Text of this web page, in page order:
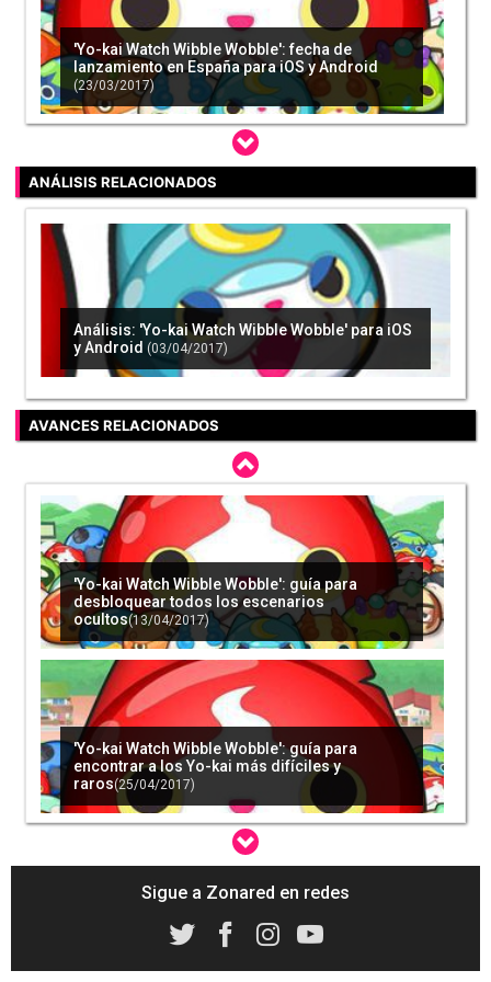
'Yo-kai Watch Wibble Wobble': fecha de
lanzamiento en España para iOS y Android
(23/03/2017)
'Yo-kai Watch Busters' ¿más cerca de llegar a
Occidente? (24/03/2017)
'Yo-kai Watch' estrena hoy su segunda
temporada de anime (03/04/2017)
'Yo-kai Watch Wibble Wobble' estrena evento
contra Aureosqueleto, ¡monedas gratis!
(17/04/2017)
La actualización 3.0 de 'Yo-kai Watch 3' hace
perfecto a un juego sobresaliente (17/04/2017)
Las películas de 'Yo-kai Watch' y 'A Silent Voice'
serán presentadas en el Festival de Cannes
ANÁLISIS RELACIONADOS
Análisis: 'Yo-kai Watch Wibble Wobble' para iOS
y Android (03/04/2017)
AVANCES RELACIONADOS
'Yo-kai Watch Wibble Wobble': guía para
desbloquear todos los escenarios
ocultos(13/04/2017)
'Yo-kai Watch Wibble Wobble': guía para
encontrar a los Yo-kai más difíciles y
raros(25/04/2017)
Todo lo que debes hacer en el Salón del
Cómic de Barcelona 2017(28/03/2017)
Sigue a Zonared en redes